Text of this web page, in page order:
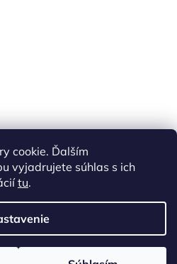
cookie. Ďalším
vyjadrujete súhlas s ich
tu.
Shoptet